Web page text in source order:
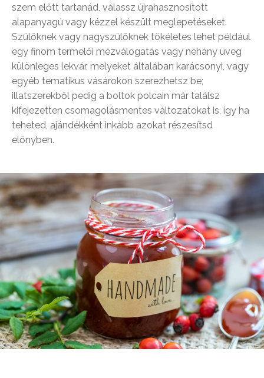
szem előtt tartanád, válassz újrahasznosított
alapanyagú vagy kézzel készült meglepetéseket.
Szülőknek vagy nagyszülőknek tökéletes lehet például
egy finom termelői mézválogatás vagy néhány üveg
különleges lekvár, melyeket általában karácsonyi, vagy
egyéb tematikus vásárokon szerezhetsz be;
illatszerekből pedig a boltok polcain már találsz
kifejezetten csomagolásmentes változatokat is, így ha
teheted, ajándékként inkább azokat részesítsd
előnyben.